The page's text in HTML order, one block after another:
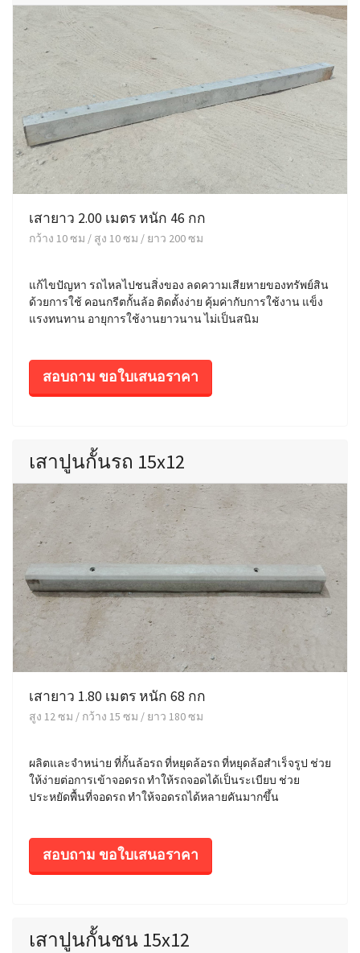
เสายาว 2.00 เมตร หนัก 46 กก
กว้าง 10 ซม / สูง 10 ซม / ยาว 200 ซม
แก้ไขปัญหา รถไหลไปชนสิ่งของ ลดความเสียหายของทรัพย์สิน
ด้วยการใช้ คอนกรีตกั้นล้อ ติดตั้งง่าย คุ้มค่ากับการใช้งาน แข็ง
แรงทนทาน อายุการใช้งานยาวนาน ไม่เป็นสนิม
สอบถาม ขอใบเสนอราคา
เสาปูนกั้นรถ 15x12
เสายาว 1.80 เมตร หนัก 68 กก
สูง 12 ซม / กว้าง 15 ซม / ยาว 180 ซม
ผลิตและจำหน่าย ที่กั้นล้อรถ ที่หยุดล้อรถ ที่หยุดล้อสำเร็จรูป ช่วย
ให้ง่ายต่อการเข้าจอดรถ ทำให้รถจอดได้เป็นระเบียบ ช่วย
ประหยัดพื้นที่จอดรถ ทำให้จอดรถได้หลายคันมากขึ้น
สอบถาม ขอใบเสนอราคา
เสาปูนกั้นชน 15x12